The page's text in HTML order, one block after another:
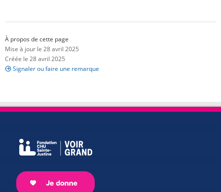
À propos de cette page
Mise à jour le 28 avril 2025
Créée le 28 avril 2025
Signaler ou faire une remarque